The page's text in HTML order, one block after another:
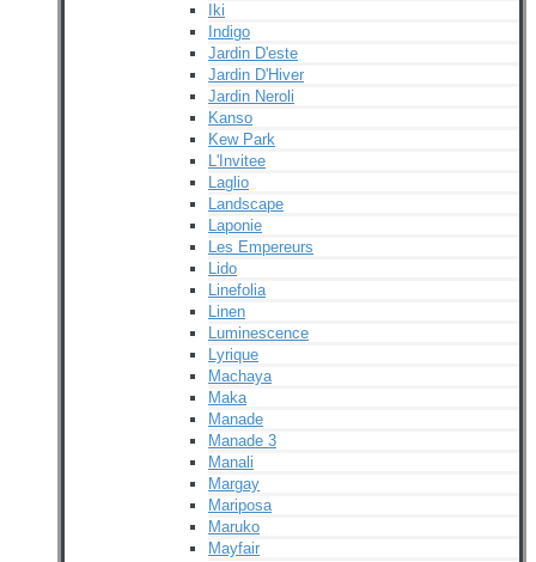
Iki
Indigo
Jardin D'este
Jardin D'Hiver
Jardin Neroli
Kanso
Kew Park
L'Invitee
Laglio
Landscape
Laponie
Les Empereurs
Lido
Linefolia
Linen
Luminescence
Lyrique
Machaya
Maka
Manade
Manade 3
Manali
Margay
Mariposa
Maruko
Mayfair